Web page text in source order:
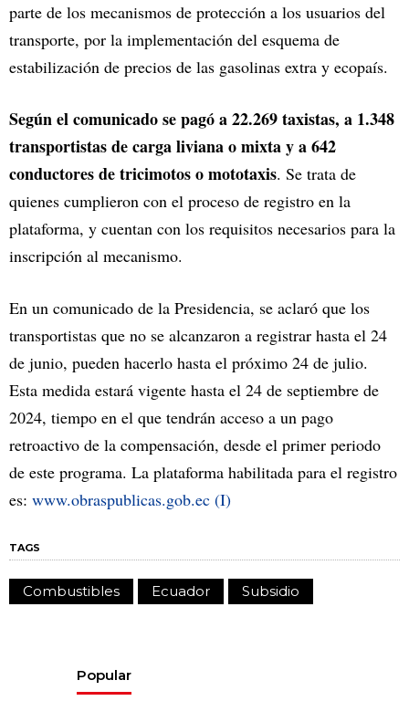
parte de los mecanismos de protección a los usuarios del
transporte, por la implementación del esquema de
estabilización de precios de las gasolinas extra y ecopaís.
Según el comunicado se pagó a 22.269 taxistas, a 1.348
transportistas de carga liviana o mixta y a 642
conductores de tricimotos o mototaxis. Se trata de
quienes cumplieron con el proceso de registro en la
plataforma, y cuentan con los requisitos necesarios para la
inscripción al mecanismo.
En un comunicado de la Presidencia, se aclaró que los
transportistas que no se alcanzaron a registrar hasta el 24
de junio, pueden hacerlo hasta el próximo 24 de julio.
Esta medida estará vigente hasta el 24 de septiembre de
2024, tiempo en el que tendrán acceso a un pago
retroactivo de la compensación, desde el primer periodo
de este programa. La plataforma habilitada para el registro
es: www.obraspublicas.gob.ec (I)
TAGS
Combustibles Ecuador Subsidio
Popular